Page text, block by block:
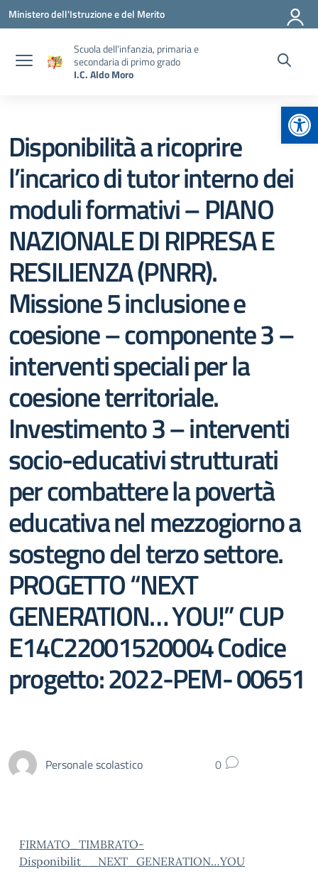
Vai ai contenuti
Vai al menu di navigazione
Vai al footer
Ministero dell'Istruzione e del Merito
Scuola dell’infanzia, primaria e
secondaria di primo grado
I.C. Aldo Moro
Disponibilità a ricoprire
l’incarico di tutor interno dei
moduli formativi – PIANO
NAZIONALE DI RIPRESA E
RESILIENZA (PNRR).
Missione 5 inclusione e
coesione – componente 3 –
interventi speciali per la
coesione territoriale.
Investimento 3 – interventi
socio-educativi strutturati
per combattere la povertà
educativa nel mezzogiorno a
sostegno del terzo settore.
PROGETTO “NEXT
GENERATION… YOU!” CUP
E14C22001520004 Codice
progetto: 2022-PEM- 00651
Personale scolastico 0
FIRMATO_TIMBRATO-
Disponibilit__NEXT_GENERATION…YOU